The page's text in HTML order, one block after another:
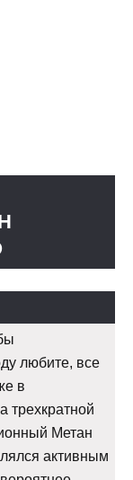
любите, все
в
трехкратной
Метан
активным